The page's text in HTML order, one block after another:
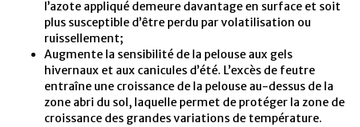
l’azote appliqué demeure davantage en surface et soit
plus susceptible d’être perdu par volatilisation ou
ruissellement;
Augmente la sensibilité de la pelouse aux gels
hivernaux et aux canicules d’été. L’excès de feutre
entraîne une croissance de la pelouse au-dessus de la
zone abri du sol, laquelle permet de protéger la zone de
croissance des grandes variations de température.